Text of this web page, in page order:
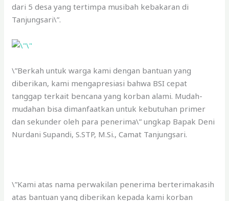
dari 5 desa yang tertimpa musibah kebakaran di
Tanjungsari\”.
\”Berkah untuk warga kami dengan bantuan yang
diberikan, kami mengapresiasi bahwa BSI cepat
tanggap terkait bencana yang korban alami. Mudah-
mudahan bisa dimanfaatkan untuk kebutuhan primer
dan sekunder oleh para penerima\” ungkap Bapak Deni
Nurdani Supandi, S.STP, M.Si., Camat Tanjungsari.
\”Kami atas nama perwakilan penerima berterimakasih
atas bantuan yang diberikan kepada kami korban